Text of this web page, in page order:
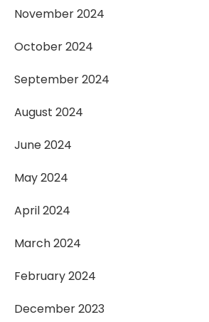
November 2024
October 2024
September 2024
August 2024
June 2024
May 2024
April 2024
March 2024
February 2024
December 2023